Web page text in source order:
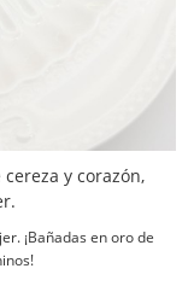
y corazón,
¡Bañadas en oro de